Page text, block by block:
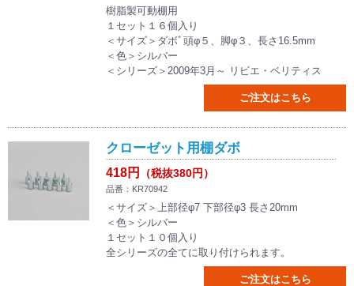
樹脂製可動棚用
１セット１６個入り
＜サイズ＞ダボﾞ頭φ５、脚φ３、長さ16.5mm
＜色＞シルバー
＜シリーズ＞2009年3月～ リビエ・ベリティス
ご注文はこちら
クローゼット用棚ダボ
418円 （税抜380円）
品番：KR70942
＜サイズ＞上部径φ7 下部径φ3 長さ20mm
＜色＞シルバー
１セット１０個入り
全シリーズの全てに取り付けられます。
ご注文はこちら